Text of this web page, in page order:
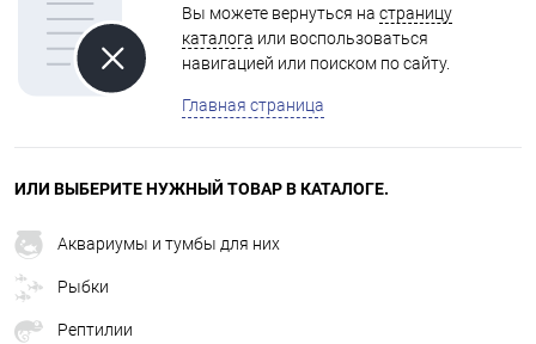
Вы можете вернуться на страницу
каталога или воспользоваться
навигацией или поиском по сайту.
Главная страница
ИЛИ ВЫБЕРИТЕ НУЖНЫЙ ТОВАР В КАТАЛОГЕ.
Аквариумы и тумбы для них
Рыбки
Рептилии